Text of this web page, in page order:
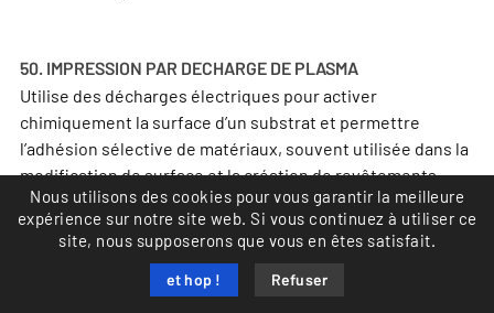
50. IMPRESSION PAR DECHARGE DE PLASMA
Utilise des décharges électriques pour activer
chimiquement la surface d’un substrat et permettre
l’adhésion sélective de matériaux, souvent utilisée dans la
modification de surface et la création de revêtements
fonctionnels.
En espérant que cet article vous aura aidé pour vos
Nous utilisons des cookies pour vous garantir la meilleure
expérience sur notre site web. Si vous continuez à utiliser ce
site, nous supposerons que vous en êtes satisfait.
et hop ! Refuser